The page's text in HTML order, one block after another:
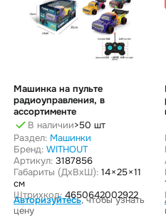
Машинка на пульте
радиоуправления, в
ассортименте
В наличии>50 шт
Раздел: Машинки
Бренд: WITHOUT
Артикул: 3187856
Габариты (ДxВxШ): 14 × 25 × 11
см
Штрихкод: 4650642002922
Авторизуйтесь, чтобы узнать
цену